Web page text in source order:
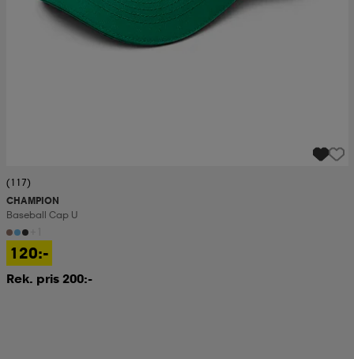
(117)
CHAMPION
Baseball Cap U
120:-
Rek. pris 200:-